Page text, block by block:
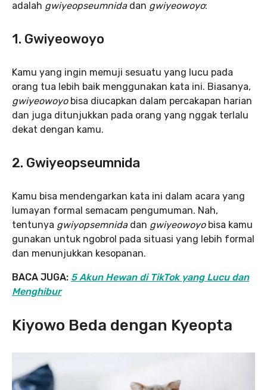
adalah gwiyeopseumnidadan gwiyeowoyo:
1. Gwiyeowoyo
Kamu yang ingin memuji sesuatu yang lucu pada
orang tua lebih baik menggunakan kata ini. Biasanya,
gwiyeowoyobisa diucapkan dalam percakapan harian
dan juga ditunjukkan pada orang yang nggak terlalu
dekat dengan kamu.
2. Gwiyeopseumnida
Kamu bisa mendengarkan kata ini dalam acara yang
lumayan formal semacam pengumuman. Nah,
tentunya gwiyopsemnidadan gwiyeowoyobisa kamu
gunakan untuk ngobrol pada situasi yang lebih formal
dan menunjukkan kesopanan.
BACA JUGA: 5 Akun Hewan di TikTok yang Lucu dan
Menghibur
Kiyowo Beda dengan Kyeopta